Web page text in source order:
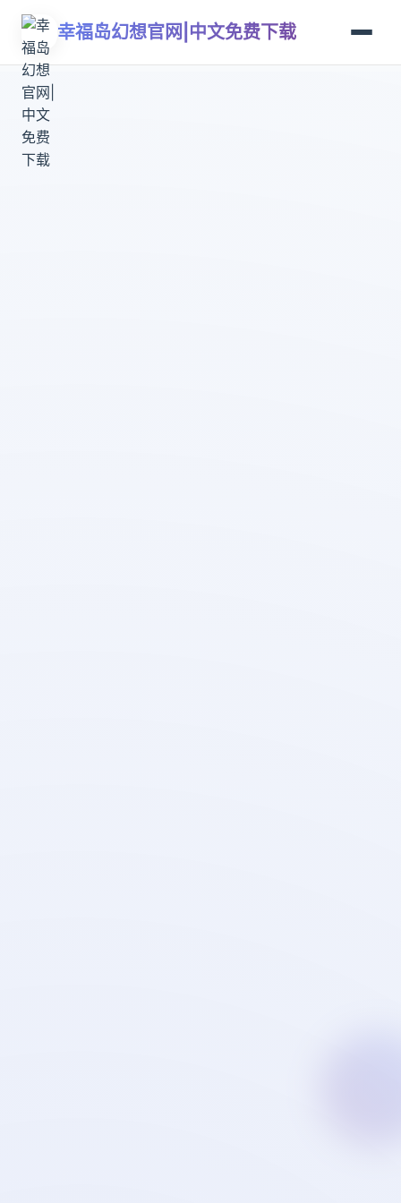
幸福岛幻想官网|中文免费下载